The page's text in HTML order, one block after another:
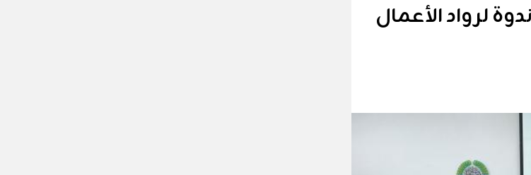
لرواد الأعمال